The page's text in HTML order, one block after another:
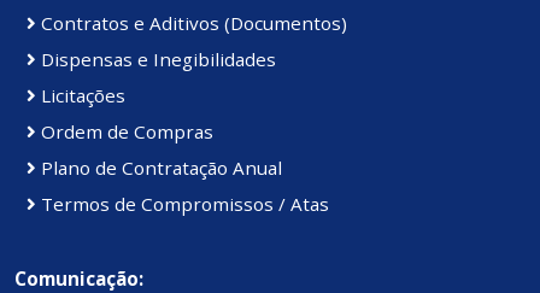
Contratos e Aditivos (Documentos)
Dispensas e Inegibilidades
Licitações
Ordem de Compras
Plano de Contratação Anual
Termos de Compromissos / Atas
Comunicação: